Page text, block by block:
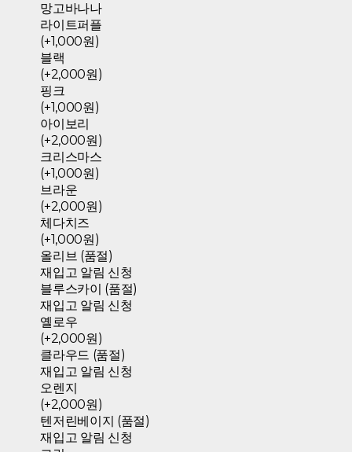
망고바나나
라이트퍼플
(+1,000원)
블랙
(+2,000원)
핑크
(+1,000원)
아이보리
(+2,000원)
크리스마스
(+1,000원)
브라운
(+2,000원)
체다치즈
(+1,000원)
올리브 (품절)
재입고 알림 신청
블루스카이 (품절)
재입고 알림 신청
옐로우
(+2,000원)
클라우드 (품절)
재입고 알림 신청
오렌지
(+2,000원)
텐저린베이지 (품절)
재입고 알림 신청